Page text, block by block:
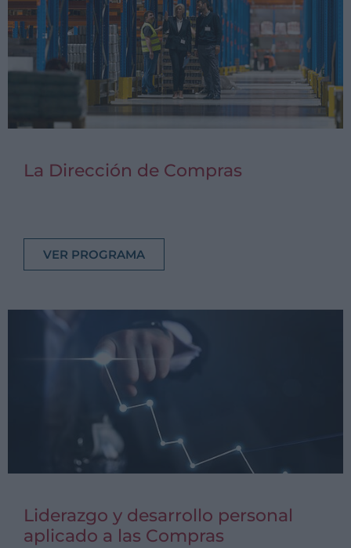
La Dirección de Compras
VER PROGRAMA
Liderazgo y desarrollo personal
aplicado a las Compras